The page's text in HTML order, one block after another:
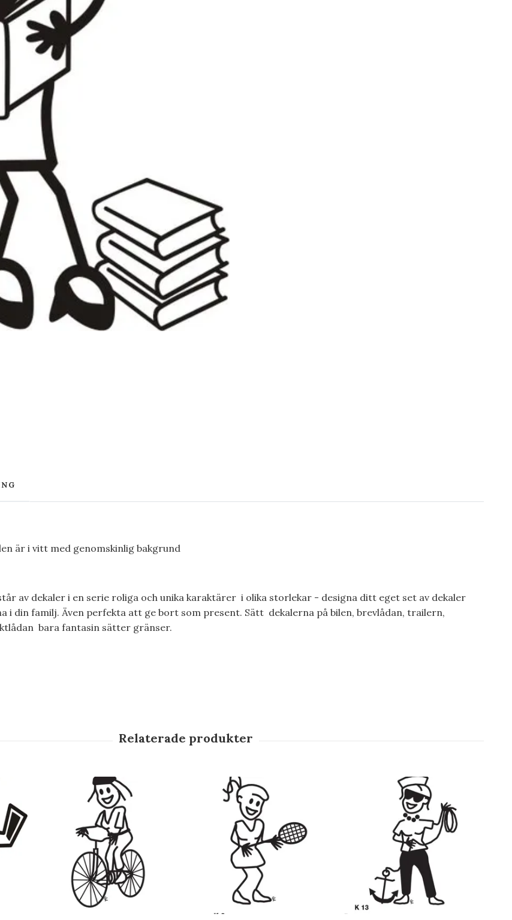
är i vitt med genomskinlig bakgrund
av dekaler i en serie roliga och unika karaktärer i olika storlekar - designa ditt eget set av dekaler
i din familj. Även perfekta att ge bort som present. Sätt dekalerna på bilen, brevlådan, trailern,
bara fantasin sätter gränser.